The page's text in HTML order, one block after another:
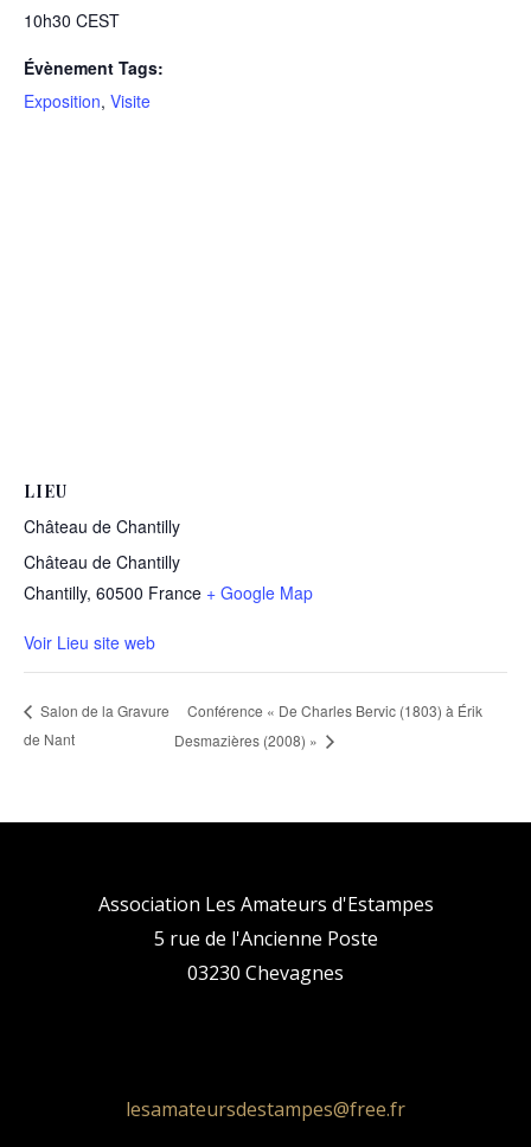
10h30 CEST
Évènement Tags:
Exposition, Visite
LIEU
Château de Chantilly
Château de Chantilly
Chantilly, 60500 France + Google Map
Voir Lieu site web
Salon de la Gravure
de Nant
Conférence « De Charles Bervic (1803) à Érik
Desmazières (2008) »
Association Les Amateurs d'Estampes
5 rue de l'Ancienne Poste
03230 Chevagnes
lesamateursdestampes@free.fr